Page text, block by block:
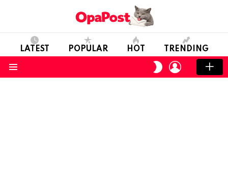
LATEST POPULAR HOT TRENDING
SWITCH
SKIN
LOGIN